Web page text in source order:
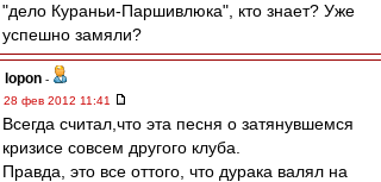
"дело Кураньи-Паршивлюка", кто знает? Уже
успешно замяли?
lopon -
28 фев 2012 11:41
Всегда считал,что эта песня о затянувшемся
кризисе совсем другого клуба.
Правда, это все оттого, что дурака валял на